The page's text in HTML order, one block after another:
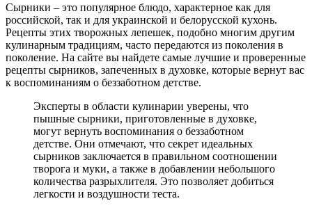
Сырники – это популярное блюдо, характерное как для
российской, так и для украинской и белорусской кухонь.
Рецепты этих творожных лепешек, подобно многим другим
кулинарным традициям, часто передаются из поколения в
поколение. На сайте вы найдете самые лучшие и проверенные
рецепты сырников, запеченных в духовке, которые вернут вас
к воспоминаниям о беззаботном детстве.
Эксперты в области кулинарии уверены, что
пышные сырники, приготовленные в духовке,
могут вернуть воспоминания о беззаботном
детстве. Они отмечают, что секрет идеальных
сырников заключается в правильном соотношении
творога и муки, а также в добавлении небольшого
количества разрыхлителя. Это позволяет добиться
легкости и воздушности теста.